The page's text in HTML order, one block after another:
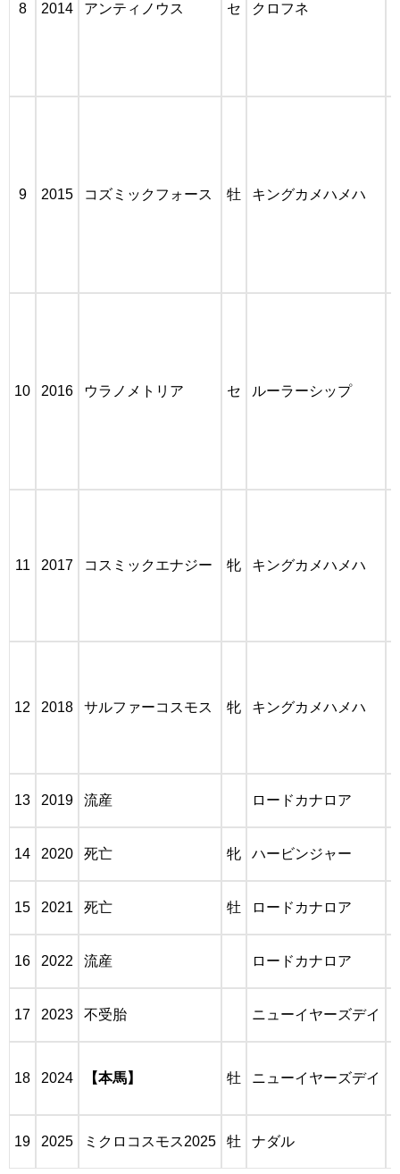
8 2014 アンティノウス セ クロフネ
9 2015 コズミックフォース 牡 キングカメハメハ
10 2016 ウラノメトリア セ ルーラーシップ
11 2017 コスミックエナジー 牝 キングカメハメハ
12 2018 サルファーコスモス 牝 キングカメハメハ
13 2019 流産 ロードカナロア
14 2020 死亡 牝 ハービンジャー
15 2021 死亡 牡 ロードカナロア
16 2022 流産 ロードカナロア
17 2023 不受胎 ニューイヤーズデイ
18 2024 【本馬】 牡 ニューイヤーズデイ
19 2025 ミクロコスモス2025 牡 ナダル